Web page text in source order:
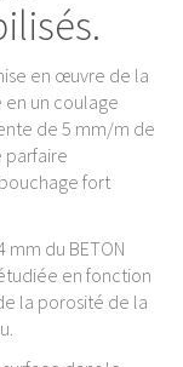
en œuvre de la
un coulage
de 5 mm/m de
parfaire
fort
du BETON
en fonction
la porosité de la